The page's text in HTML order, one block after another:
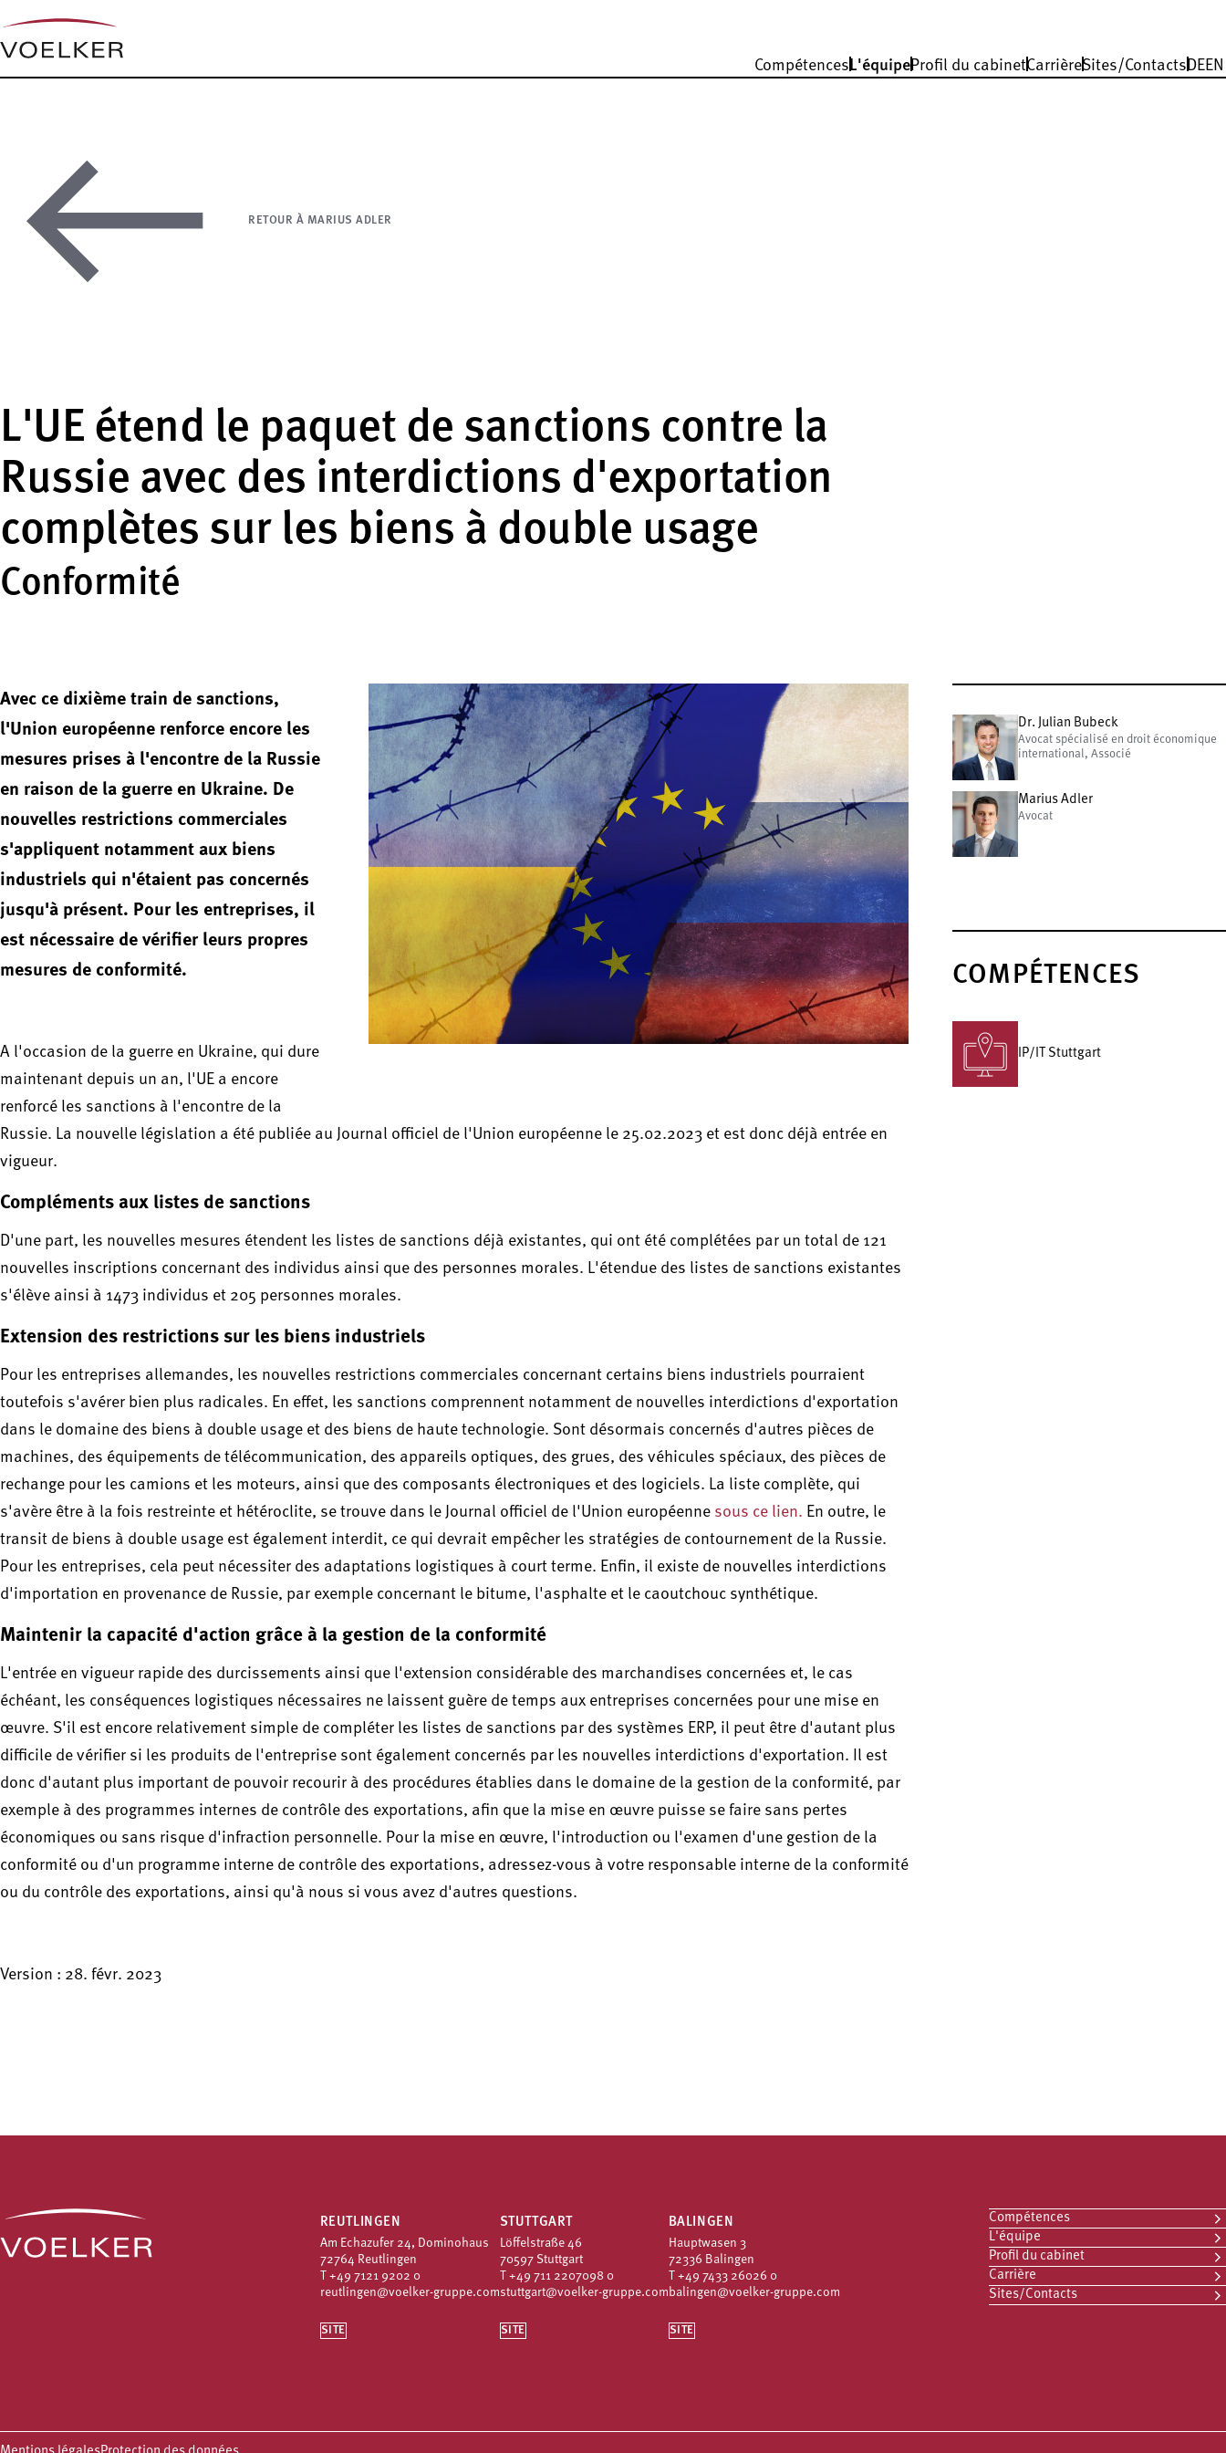
CompétencesL'équipeProfil du cabinetCarrièreSites/ContactsDEEN
RETOUR À MARIUS ADLER
L'UE étend le paquet de sanctions contre la
Russie avec des interdictions d'exportation
complètes sur les biens à double usage
Conformité
Avec ce dixième train de sanctions,
l'Union européenne renforce encore les
mesures prises à l'encontre de la Russie
en raison de la guerre en Ukraine. De
nouvelles restrictions commerciales
s'appliquent notamment aux biens
industriels qui n'étaient pas concernés
jusqu'à présent. Pour les entreprises, il
est nécessaire de vérifier leurs propres
mesures de conformité.
A l'occasion de la guerre en Ukraine, qui dure
maintenant depuis un an, l'UE a encore
renforcé les sanctions à l'encontre de la
Russie. La nouvelle législation a été publiée au Journal officiel de l'Union européenne le 25.02.2023 et est donc déjà entrée en
vigueur.
Compléments aux listes de sanctions
D'une part, les nouvelles mesures étendent les listes de sanctions déjà existantes, qui ont été complétées par un total de 121
nouvelles inscriptions concernant des individus ainsi que des personnes morales. L'étendue des listes de sanctions existantes
s'élève ainsi à 1473 individus et 205 personnes morales.
Extension des restrictions sur les biens industriels
Pour les entreprises allemandes, les nouvelles restrictions commerciales concernant certains biens industriels pourraient
toutefois s'avérer bien plus radicales. En effet, les sanctions comprennent notamment de nouvelles interdictions d'exportation
dans le domaine des biens à double usage et des biens de haute technologie. Sont désormais concernés d'autres pièces de
machines, des équipements de télécommunication, des appareils optiques, des grues, des véhicules spéciaux, des pièces de
rechange pour les camions et les moteurs, ainsi que des composants électroniques et des logiciels. La liste complète, qui
s'avère être à la fois restreinte et hétéroclite, se trouve dans le Journal officiel de l'Union européenne sous ce lien. En outre, le
transit de biens à double usage est également interdit, ce qui devrait empêcher les stratégies de contournement de la Russie.
Pour les entreprises, cela peut nécessiter des adaptations logistiques à court terme. Enfin, il existe de nouvelles interdictions
d'importation en provenance de Russie, par exemple concernant le bitume, l'asphalte et le caoutchouc synthétique.
Maintenir la capacité d'action grâce à la gestion de la conformité
L'entrée en vigueur rapide des durcissements ainsi que l'extension considérable des marchandises concernées et, le cas
échéant, les conséquences logistiques nécessaires ne laissent guère de temps aux entreprises concernées pour une mise en
œuvre. S'il est encore relativement simple de compléter les listes de sanctions par des systèmes ERP, il peut être d'autant plus
difficile de vérifier si les produits de l'entreprise sont également concernés par les nouvelles interdictions d'exportation. Il est
donc d'autant plus important de pouvoir recourir à des procédures établies dans le domaine de la gestion de la conformité, par
exemple à des programmes internes de contrôle des exportations, afin que la mise en œuvre puisse se faire sans pertes
économiques ou sans risque d'infraction personnelle. Pour la mise en œuvre, l'introduction ou l'examen d'une gestion de la
conformité ou d'un programme interne de contrôle des exportations, adressez-vous à votre responsable interne de la conformité
ou du contrôle des exportations, ainsi qu'à nous si vous avez d'autres questions.
Version : 28. févr. 2023
Dr. Julian Bubeck
Avocat spécialisé en droit économique
international, Associé
Marius Adler
Avocat
COMPÉTENCES
IP/IT Stuttgart
REUTLINGEN
Am Echazufer 24, Dominohaus
72764 Reutlingen
T +49 7121 9202 0
reutlingen@voelker-gruppe.com
SITE
STUTTGART
Löffelstraße 46
70597 Stuttgart
T +49 711 2207098 0
stuttgart@voelker-gruppe.com
SITE
BALINGEN
Hauptwasen 3
72336 Balingen
T +49 7433 26026 0
balingen@voelker-gruppe.com
SITE
Compétences
L'équipe
Profil du cabinet
Carrière
Sites/Contacts